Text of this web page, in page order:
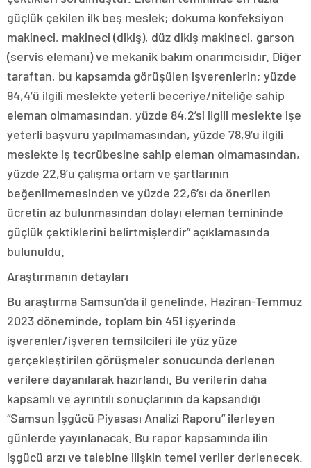
güçlük çekilen ilk beş meslek; dokuma konfeksiyon
makineci, makineci (dikiş), düz dikiş makineci, garson
(servis elemanı) ve mekanik bakım onarımcısıdır. Diğer
taraftan, bu kapsamda görüşülen işverenlerin; yüzde
94,4’ü ilgili meslekte yeterli beceriye/niteliğe sahip
eleman olmamasından, yüzde 84,2’si ilgili meslekte işe
yeterli başvuru yapılmamasından, yüzde 78,9’u ilgili
meslekte iş tecrübesine sahip eleman olmamasından,
yüzde 22,9’u çalışma ortam ve şartlarının
beğenilmemesinden ve yüzde 22,6’sı da önerilen
ücretin az bulunmasından dolayı eleman temininde
güçlük çektiklerini belirtmişlerdir” açıklamasında
bulunuldu.
Araştırmanın detayları
Bu araştırma Samsun’da il genelinde, Haziran-Temmuz
2023 döneminde, toplam bin 451 işyerinde
işverenler/işveren temsilcileri ile yüz yüze
gerçekleştirilen görüşmeler sonucunda derlenen
verilere dayanılarak hazırlandı. Bu verilerin daha
kapsamlı ve ayrıntılı sonuçlarının da kapsandığı
“Samsun İşgücü Piyasası Analizi Raporu” ilerleyen
günlerde yayınlanacak. Bu rapor kapsamında ilin
işgücü arzı ve talebine ilişkin temel veriler derlenecek.